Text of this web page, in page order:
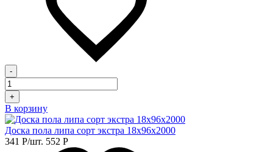
-
+
В корзину
Доска пола липа сорт экстра 18х96х2000
341 Р/шт. 552 Р